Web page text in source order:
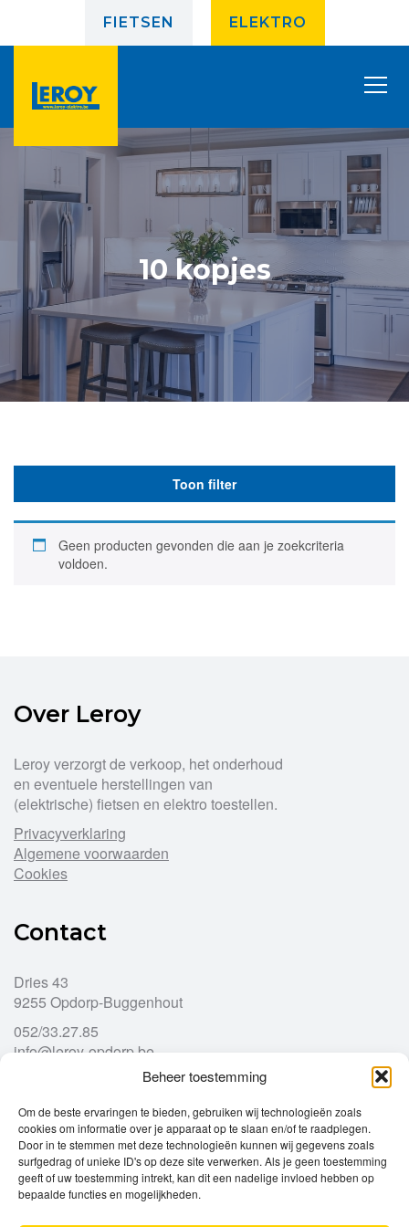
Beheer toestemming
Om de beste ervaringen te bieden, gebruiken wij technologieën zoals
cookies om informatie over je apparaat op te slaan en/of te raadplegen.
Door in te stemmen met deze technologieën kunnen wij gegevens zoals
surfgedrag of unieke ID's op deze site verwerken. Als je geen toestemming
geeft of uw toestemming intrekt, kan dit een nadelige invloed hebben op
bepaalde functies en mogelijkheden.
FIETSEN ELEKTRO
10 kopjes
Toon filter
Geen producten gevonden die aan je zoekcriteria
voldoen.
Over Leroy
Leroy verzorgt de verkoop, het onderhoud
en eventuele herstellingen van
(elektrische) fietsen en elektro toestellen.
Privacyverklaring
Algemene voorwaarden
Cookies
Contact
Dries 43
9255 Opdorp-Buggenhout
052/33.27.85
info@leroy-opdorp.be
Openingsuren
Ma
gesloten
Di
9u – 12u
13u – 18u00
Wo
9u – 12u
13u – 18u00
Do
9u – 12u 13u – 18u00